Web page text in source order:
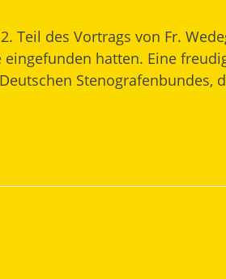
des Vortrags von Fr.
hatten. Eine
Stenografenbundes,